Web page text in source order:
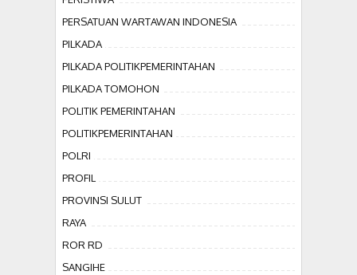
PERSATUAN WARTAWAN INDONESIA
PILKADA
PILKADA POLITIKPEMERINTAHAN
PILKADA TOMOHON
POLITIK PEMERINTAHAN
POLITIKPEMERINTAHAN
POLRI
PROFIL
PROVINSI SULUT
RAYA
ROR RD
SANGIHE